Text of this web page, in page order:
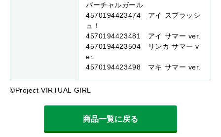
バーチャルガール
4570194423474 アイ スプラッシ
ュ！
4570194423481 アイ サマー ver.
4570194423504 リンカ サマー v
er.
4570194423498 マキ サマー ver.
©Project VIRTUAL GIRL
商品一覧に戻る